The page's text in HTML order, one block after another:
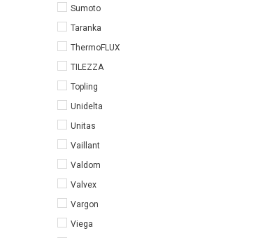
Sumoto
Taranka
ThermoFLUX
TILEZZA
Topling
Unidelta
Unitas
Vaillant
Valdom
Valvex
Vargon
Viega